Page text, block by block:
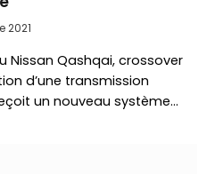
2021
Nissan Qashqai, crossover
d’une transmission
un nouveau système…